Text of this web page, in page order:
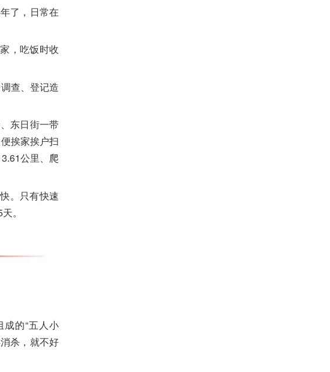
了，日常在
，吃饭时收
查、登记造
东日街一带
挨家挨户扫
公里、爬
。只有快速
。
的“五人小
杀，就不好